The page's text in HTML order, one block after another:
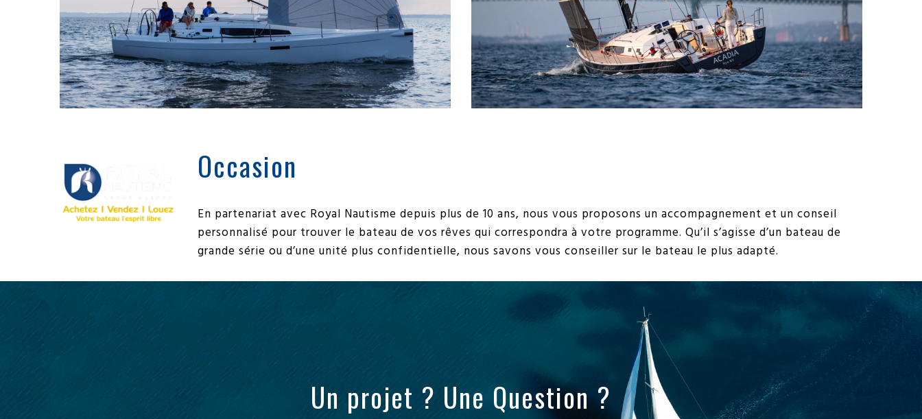
Occasion
En partenariat avec Royal Nautisme depuis plus de 10 ans, nous vous proposons un accompagnement et un conseil
personnalisé pour trouver le bateau de vos rêves qui correspondra à votre programme. Qu’il s’agisse d’un bateau de
grande série ou d’une unité plus confidentielle, nous savons vous conseiller sur le bateau le plus adapté.
Un projet ? Une Question ?